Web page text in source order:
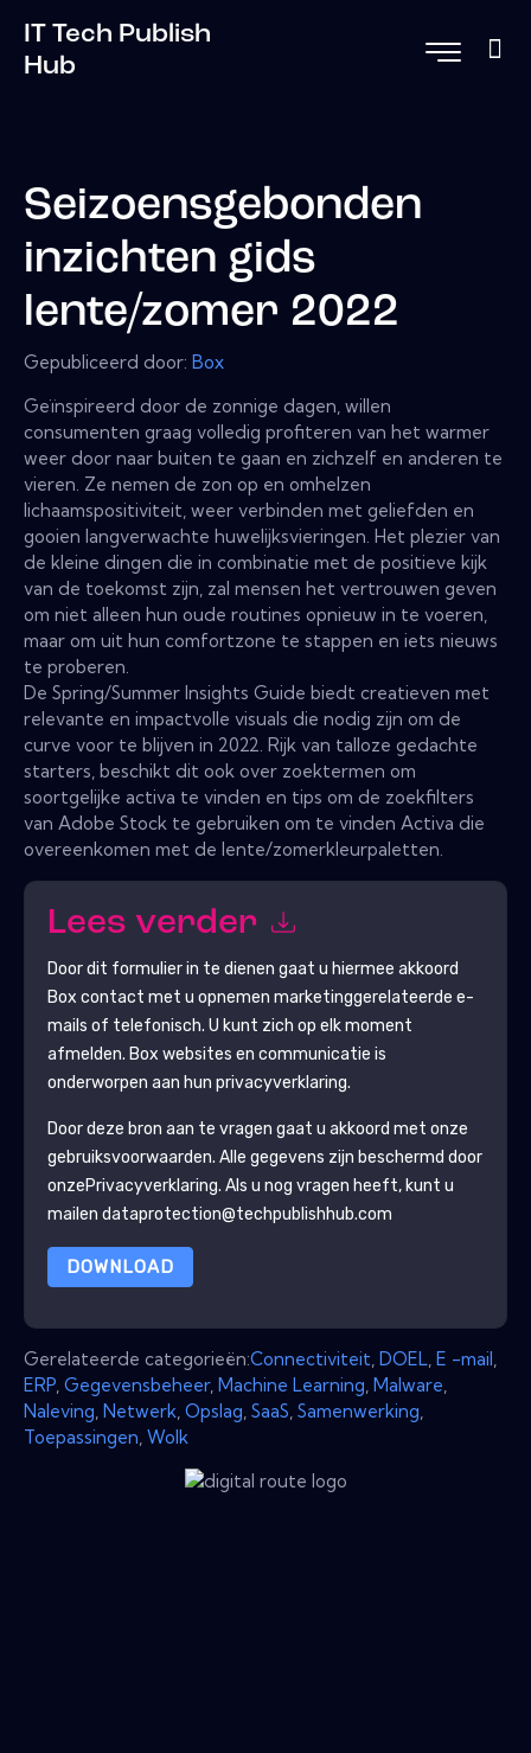
IT Tech Publish
Hub
Seizoensgebonden
inzichten gids
lente/zomer 2022
Gepubliceerd door: Box
Geïnspireerd door de zonnige dagen, willen
consumenten graag volledig profiteren van het warmer
weer door naar buiten te gaan en zichzelf en anderen te
vieren. Ze nemen de zon op en omhelzen
lichaamspositiviteit, weer verbinden met geliefden en
gooien langverwachte huwelijksvieringen. Het plezier van
de kleine dingen die in combinatie met de positieve kijk
van de toekomst zijn, zal mensen het vertrouwen geven
om niet alleen hun oude routines opnieuw in te voeren,
maar om uit hun comfortzone te stappen en iets nieuws
te proberen.
De Spring/Summer Insights Guide biedt creatieven met
relevante en impactvolle visuals die nodig zijn om de
curve voor te blijven in 2022. Rijk van talloze gedachte
starters, beschikt dit ook over zoektermen om
soortgelijke activa te vinden en tips om de zoekfilters
van Adobe Stock te gebruiken om te vinden Activa die
overeenkomen met de lente/zomerkleurpaletten.
Lees verder
Door dit formulier in te dienen gaat u hiermee akkoord
Box contact met u opnemen marketinggerelateerde e-
mails of telefonisch. U kunt zich op elk moment
afmelden. Box websites en communicatie is
onderworpen aan hun privacyverklaring.
Door deze bron aan te vragen gaat u akkoord met onze
gebruiksvoorwaarden. Alle gegevens zijn beschermd door
onzePrivacyverklaring. Als u nog vragen heeft, kunt u
mailen dataprotection@techpublishhub.com
DOWNLOAD
Gerelateerde categorieën:Connectiviteit DOEL E -mail
ERP Gegevensbeheer, Machine Learning Malware
Naleving Netwerk Opslag SaaS Samenwerking
Toepassingen Wolk